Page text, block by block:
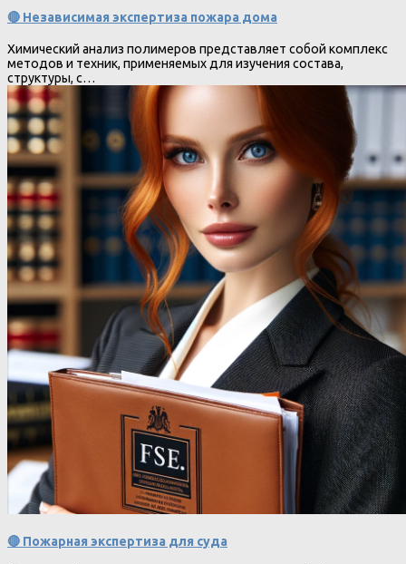
🔴 Независимая экспертиза пожара дома
Химический анализ полимеров представляет собой комплекс
методов и техник, применяемых для изучения состава,
структуры, с…
🔴 Пожарная экспертиза для суда